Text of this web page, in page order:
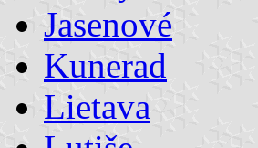
Jasenové
Kunerad
Lietava